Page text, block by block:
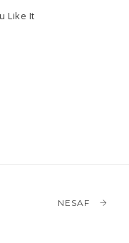
Like It
NESAF